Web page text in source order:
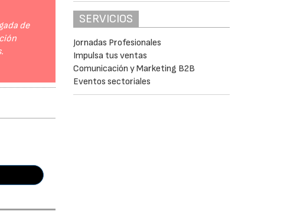
de
SERVICIOS
Jornadas Profesionales
Impulsa tus ventas
Comunicación y Marketing B2B
Eventos sectoriales